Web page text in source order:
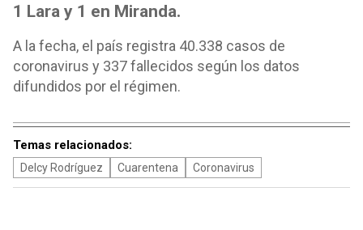
1 Lara y 1 en Miranda.
A la fecha, el país registra 40.338 casos de
coronavirus y 337 fallecidos según los datos
difundidos por el régimen.
Temas relacionados:
Delcy Rodríguez Cuarentena Coronavirus